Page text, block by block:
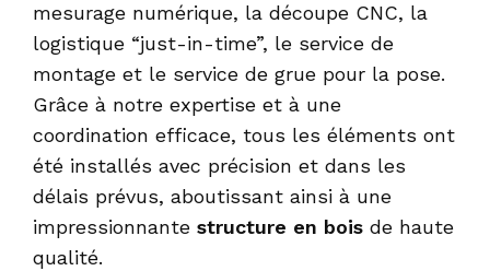
mesurage numérique, la découpe CNC, la
logistique “just-in-time”, le service de
montage et le service de grue pour la pose.
Grâce à notre expertise et à une
coordination efficace, tous les éléments ont
été installés avec précision et dans les
délais prévus, aboutissant ainsi à une
impressionnante structure en bois de haute
qualité.